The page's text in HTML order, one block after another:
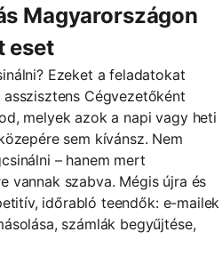
Magyarországon
eset
Ezeket a feladatokat
Cégvezetőként
melyek azok a napi vagy heti
sem kívánsz. Nem
– hanem mert
vannak szabva. Mégis újra és
időrabló teendők: e-mailek
számlák begyűjtése,